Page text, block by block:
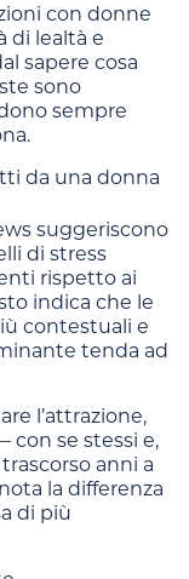
con donne
di lealtà e
sapere cosa
sono
sempre
da una donna
suggeriscono
di stress
rispetto ai
indica che le
contestuali e
tenda ad
l’attrazione,
con se stessi e,
anni a
la differenza
di più